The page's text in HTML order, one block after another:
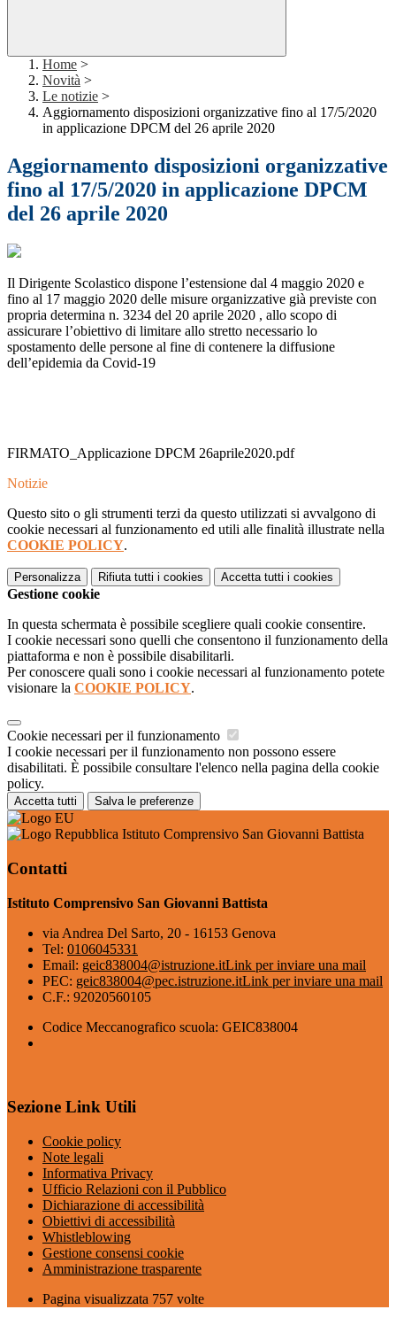
Home >
Novità >
Le notizie >
Aggiornamento disposizioni organizzative fino al 17/5/2020
in applicazione DPCM del 26 aprile 2020
Aggiornamento disposizioni organizzative
fino al 17/5/2020 in applicazione DPCM
del 26 aprile 2020
Il Dirigente Scolastico dispone l’estensione dal 4 maggio 2020 e
fino al 17 maggio 2020 delle misure organizzative già previste con
propria determina n. 3234 del 20 aprile 2020 , allo scopo di
assicurare l’obiettivo di limitare allo stretto necessario lo
spostamento delle persone al fine di contenere la diffusione
dell’epidemia da Covid-19
FIRMATO_Applicazione DPCM 26aprile2020.pdf
Notizie
Questo sito o gli strumenti terzi da questo utilizzati si avvalgono di
cookie necessari al funzionamento ed utili alle finalità illustrate nella
COOKIE POLICY.
Personalizza Rifiuta tutti i cookies Accetta tutti i cookies
Gestione cookie
In questa schermata è possibile scegliere quali cookie consentire.
I cookie necessari sono quelli che consentono il funzionamento della
piattaforma e non è possibile disabilitarli.
Per conoscere quali sono i cookie necessari al funzionamento potete
visionare la COOKIE POLICY.
Cookie necessari per il funzionamento
I cookie necessari per il funzionamento non possono essere
disabilitati. È possibile consultare l'elenco nella pagina della cookie
policy.
Accetta tutti Salva le preferenze
Istituto Comprensivo San Giovanni Battista
Contatti
Istituto Comprensivo San Giovanni Battista
via Andrea Del Sarto, 20 - 16153 Genova
Tel: 0106045331
Email: geic838004@istruzione.itLink per inviare una mail
PEC: geic838004@pec.istruzione.itLink per inviare una mail
C.F.: 92020560105
Codice Meccanografico scuola: GEIC838004
Sezione Link Utili
Cookie policy
Note legali
Informativa Privacy
Ufficio Relazioni con il Pubblico
Dichiarazione di accessibilità
Obiettivi di accessibilità
Whistleblowing
Gestione consensi cookie
Amministrazione trasparente
Pagina visualizzata 757 volte